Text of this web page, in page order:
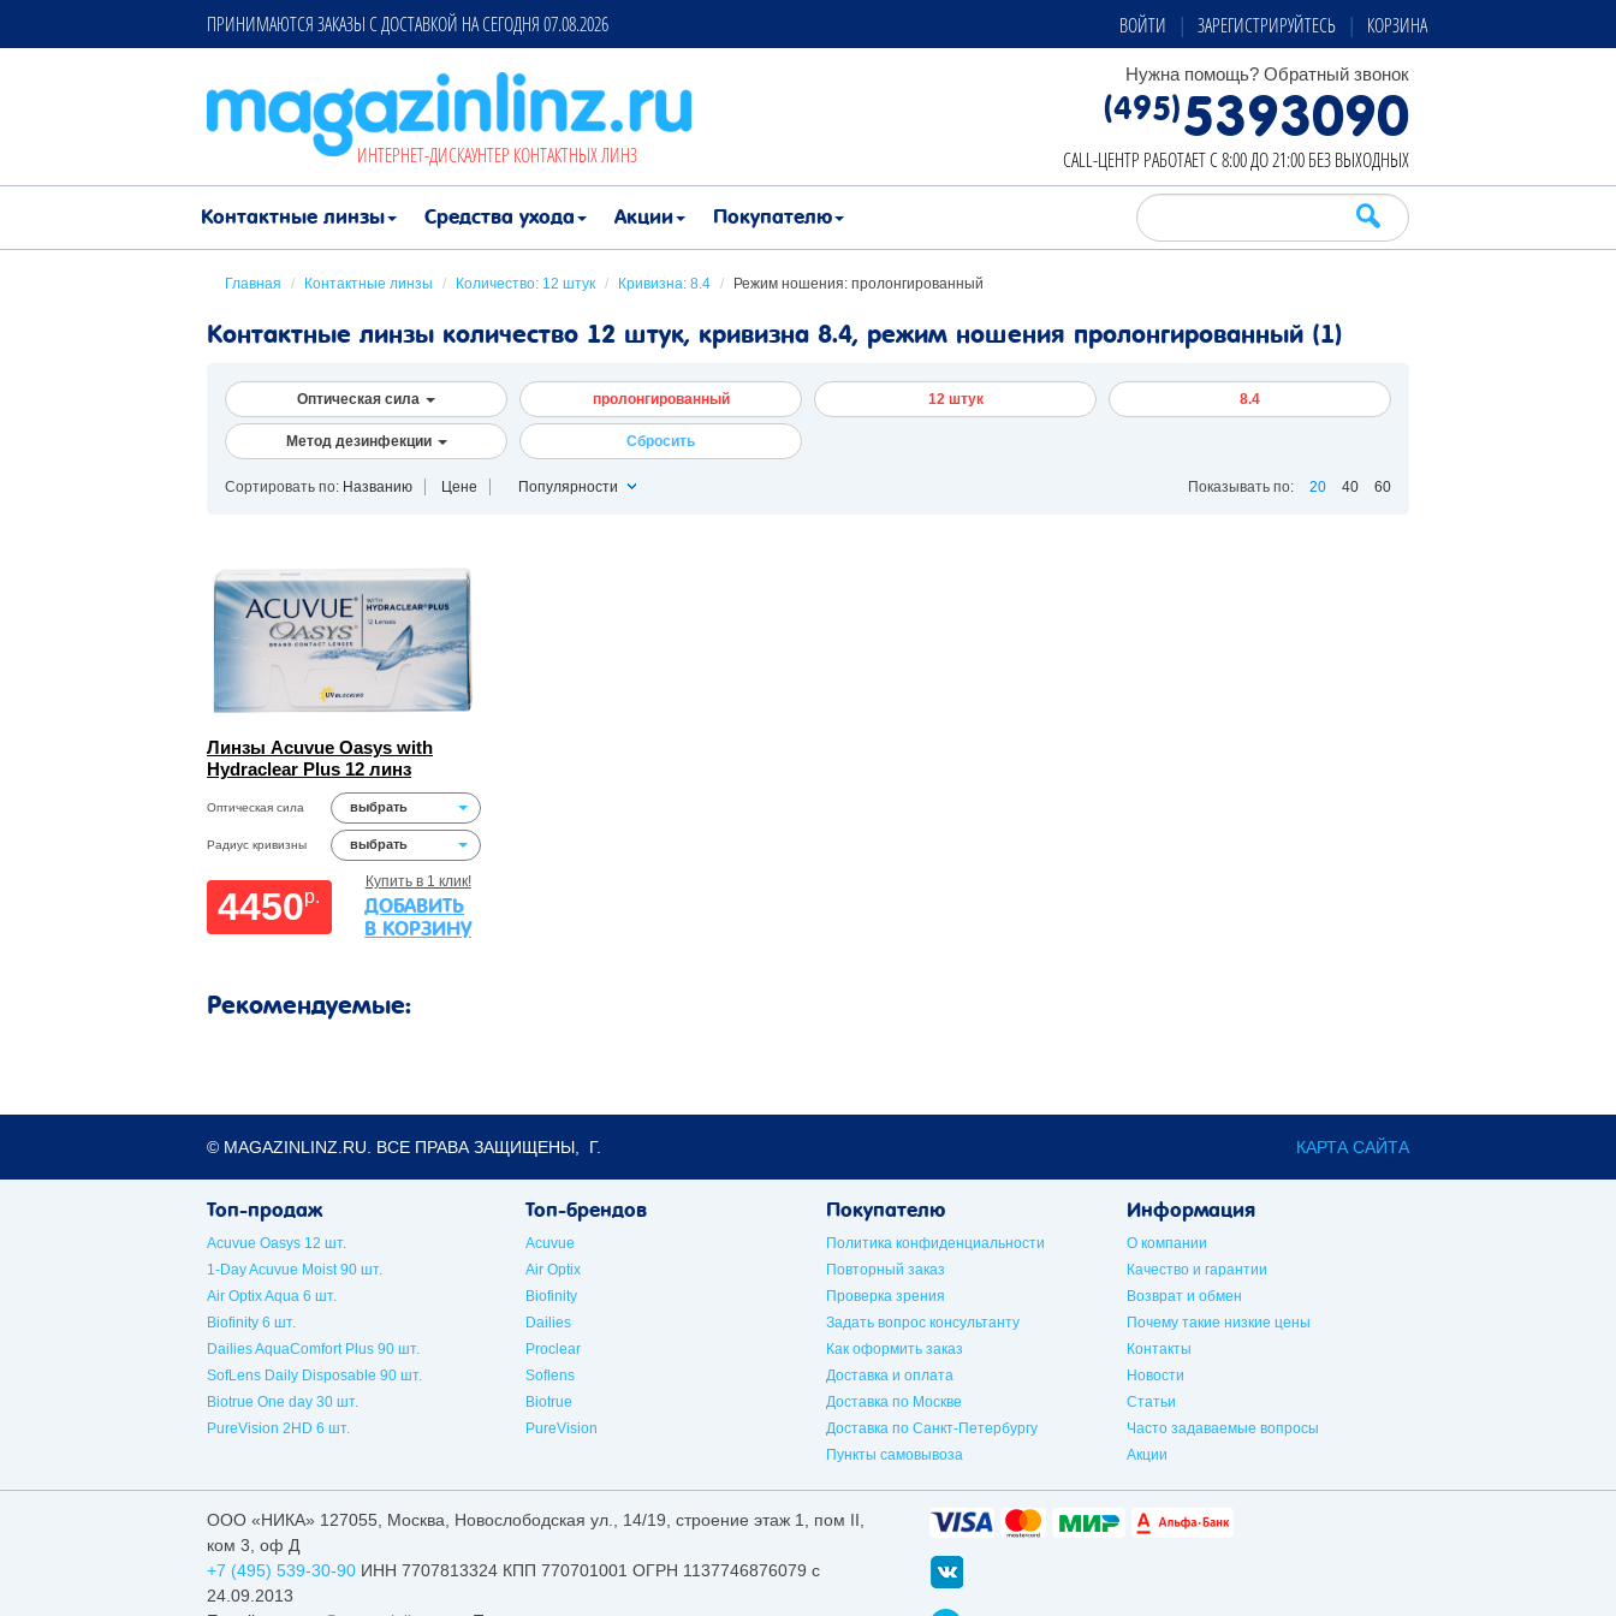
ПРИНИМАЮТСЯ ЗАКАЗЫ С ДОСТАВКОЙ НА СЕГОДНЯ 07.08.2026 ВОЙТИ ЗАРЕГИСТРИРУЙТЕСЬ КОРЗИНА
ИНТЕРНЕТ-ДИСКАУНТЕР КОНТАКТНЫХ ЛИНЗ
Нужна помощь? Обратный звонок
(495)5393090
CALL-ЦЕНТР РАБОТАЕТ С 8:00 ДО 21:00 БЕЗ ВЫХОДНЫХ
Контактные линзы Средства ухода Акции Покупателю
Главная / Контактные линзы / Количество: 12 штук / Кривизна: 8.4 / Режим ношения: пролонгированный
Контактные линзы количество 12 штук, кривизна 8.4, режим ношения пролонгированный (1)
Оптическая сила пролонгированный 12 штук 8.4
Метод дезинфекции Сбросить
Сортировать по: Названию Цене Популярности Показывать по: 20 40 60
Линзы Acuvue Oasys with
Hydraclear Plus 12 линз
Оптическая сила выбрать
Радиус кривизны выбрать
4450p.
Купить в 1 клик!
ДОБАВИТЬ
В КОРЗИНУ
Рекомендуемые:
© MAGAZINLINZ.RU. ВСЕ ПРАВА ЗАЩИЩЕНЫ, Г. КАРТА САЙТА
Топ-продаж
Acuvue Oasys 12 шт.
1-Day Acuvue Moist 90 шт.
Air Optix Aqua 6 шт.
Biofinity 6 шт.
Dailies AquaComfort Plus 90 шт.
SofLens Daily Disposable 90 шт.
Biotrue One day 30 шт.
PureVision 2HD 6 шт.
Топ-брендов
Acuvue
Air Optix
Biofinity
Dailies
Proclear
Soflens
Biotrue
PureVision
Информация
О компании
Качество и гарантии
Возврат и обмен
Почему такие низкие цены
Контакты
Новости
Статьи
Часто задаваемые вопросы
Акции
Покупателю
Политика конфиденциальности
Повторный заказ
Проверка зрения
Задать вопрос консультанту
Как оформить заказ
Доставка и оплата
Доставка по Москве
Доставка по Санкт-Петербургу
Пункты самовывоза
ООО «НИКА» 127055 Москва
Новослободская ул., 14/19, строение этаж 1, пом II,
ком 3, оф Д
+7 (495) 539-30-90 ИНН 7707813324 КПП 770701001 ОГРН 1137746876079 с
24.09.2013